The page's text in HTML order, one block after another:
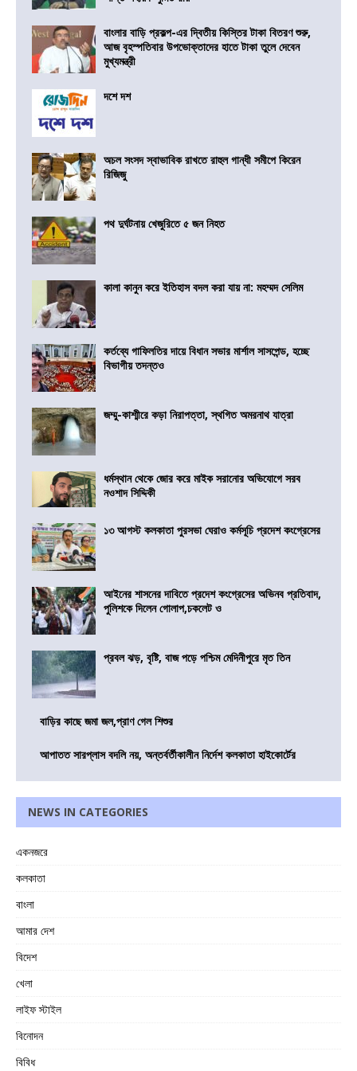
বাংলার বাড়ি প্রকল্প-এর দ্বিতীয় কিস্তির টাকা বিতরণ শুরু,
আজ বৃহস্পতিবার উপভোক্তাদের হাতে টাকা তুলে দেবেন
মুখ্যমন্ত্রী
দশে দশ
অচল সংসদ স্বাভাবিক রাখতে রাহুল গান্ধী সমীপে কিরেন
রিজিজু
পথ দুর্ঘটনায় খেজুরিতে ৫ জন নিহত
কালা কানুন করে ইতিহাস বদল করা যায় না: মহম্মদ সেলিম
কর্তব্যে গাফিলতির দায়ে বিধান সভার মার্শাল সাসপেন্ড, হচ্ছে
বিভাগীয় তদন্তও
জম্মু-কাশ্মীরে কড়া নিরাপত্তা, স্থগিত অমরনাথ যাত্রা
ধর্মস্থান থেকে জোর করে মাইক সরানোর অভিযোগে সরব
নওশাদ সিদ্দিকী
১৩ আগস্ট কলকাতা পুরসভা ঘেরাও কর্মসূচি প্রদেশ কংগ্রেসের
আইনের শাসনের দাবিতে প্রদেশ কংগ্রেসের অভিনব প্রতিবাদ,
পুলিশকে দিলেন গোলাপ,চকলেট ও
প্রবল ঝড়, বৃষ্টি, বাজ পড়ে পশ্চিম মেদিনীপুরে মৃত তিন
বাড়ির কাছে জমা জল,প্রাণ গেল শিশুর
আপাতত সারপ্লাস বদলি নয়, অন্তর্বর্তীকালীন নির্দেশ কলকাতা হাইকোর্টের
NEWS IN CATEGORIES
একনজরে
কলকাতা
বাংলা
আমার দেশ
বিদেশ
খেলা
লাইফ স্টাইল
বিনোদন
বিবিধ